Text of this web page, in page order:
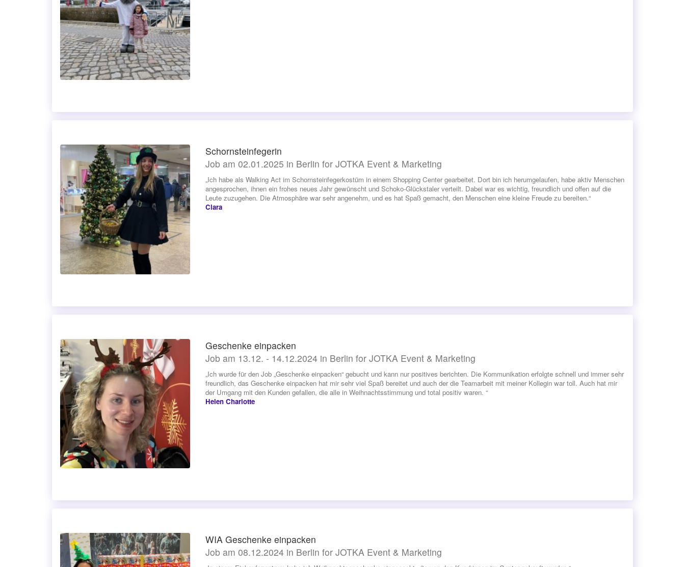
Schornsteinfegerin
Job am 02.01.2025 in Berlin for JOTKA Event & Marketing
„Ich habe als Walking Act im Schornsteinfegerkostüm in einem Shopping Center gearbeitet. Dort bin ich herumgelaufen, habe aktiv Menschen
angesprochen, ihnen ein frohes neues Jahr gewünscht und Schoko-Glückstaler verteilt. Dabei war es wichtig, freundlich und offen auf die
Leute zuzugehen. Die Atmosphäre war sehr angenehm, und es hat Spaß gemacht, den Menschen eine kleine Freude zu bereiten.“
Clara
Geschenke einpacken
Job am 13.12. - 14.12.2024 in Berlin for JOTKA Event & Marketing
„Ich wurde für den Job „Geschenke einpacken“ gebucht und kann nur positives berichten. Die Kommunikation erfolgte schnell und immer sehr
freundlich, das Geschenke einpacken hat mir sehr viel Spaß bereitet und auch der die Teamarbeit mit meiner Kollegin war toll. Auch hat mir
der Umgang mit den Kunden gefallen, die alle in Weihnachtsstimmung und total positiv waren. “
Helen Charlotte
WIA Geschenke einpacken
Job am 08.12.2024 in Berlin for JOTKA Event & Marketing